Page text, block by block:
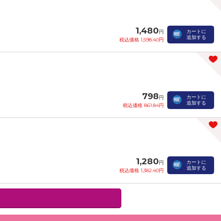
1,480円
税込価格 1,598.40円
カートに
追加する
798円
税込価格 861.84円
カートに
追加する
1,280円
税込価格 1,382.40円
カートに
追加する